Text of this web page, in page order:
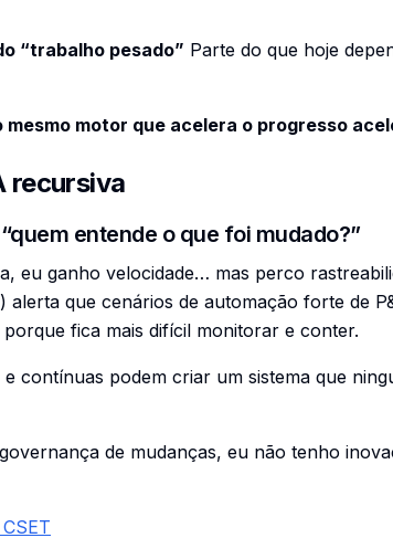
“trabalho pesado” Parte do que hoje
mesmo motor que acelera o progresso
recursiva
entende o que foi mudado?”
eu ganho velocidade… mas perco
alerta que cenários de automação forte de
fica mais difícil monitorar e conter.
contínuas podem criar um sistema que
de mudanças, eu não tenho